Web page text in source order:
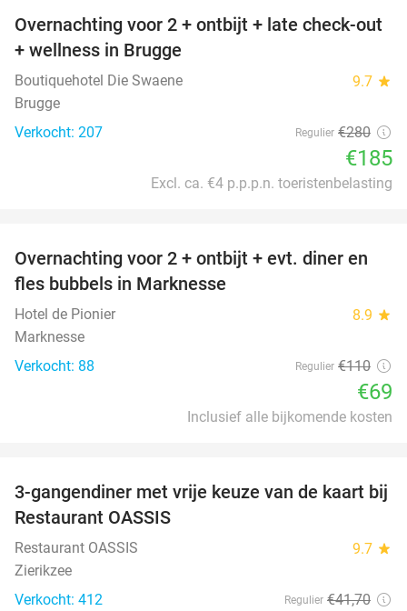
34%
Overnachting voor 2 + ontbijt + late check-out
+ wellness in Brugge
Boutiquehotel Die Swaene 9.7 star
Brugge
Verkocht: 207
Regulier €280
€185
Excl. ca. €4 p.p.p.n. toeristenbelasting
37%
Overnachting voor 2 + ontbijt + evt. diner en
fles bubbels in Marknesse
Hotel de Pionier 8.9 star
Marknesse
Verkocht: 88
Regulier €110
€69
Inclusief alle bijkomende kosten
43%
3-gangendiner met vrije keuze van de kaart bij
Restaurant OASSIS
Restaurant OASSIS 9.7 star
Zierikzee
Verkocht: 412
Regulier €41,70